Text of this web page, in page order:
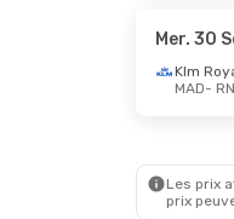
1 Escale
Mer. 30
MAD-
Les prix
prix